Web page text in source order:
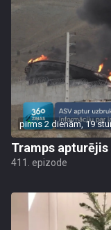
pirms 2 dienām, 19
Tramps
411. epizode